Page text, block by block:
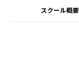
スクール概要